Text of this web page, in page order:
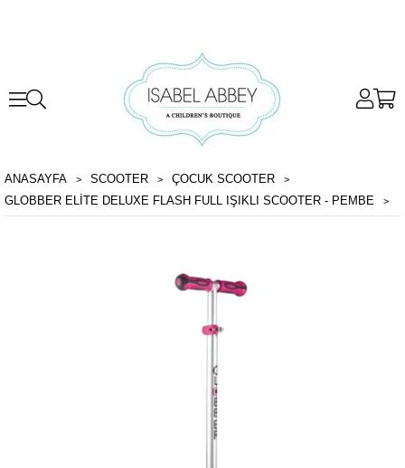
ANASAYFA SCOOTER
ÇOCUK SCOOTER
GLOBBER ELITE DELUXE FLASH FULL IŞIKLI SCOOTER - PEMBE